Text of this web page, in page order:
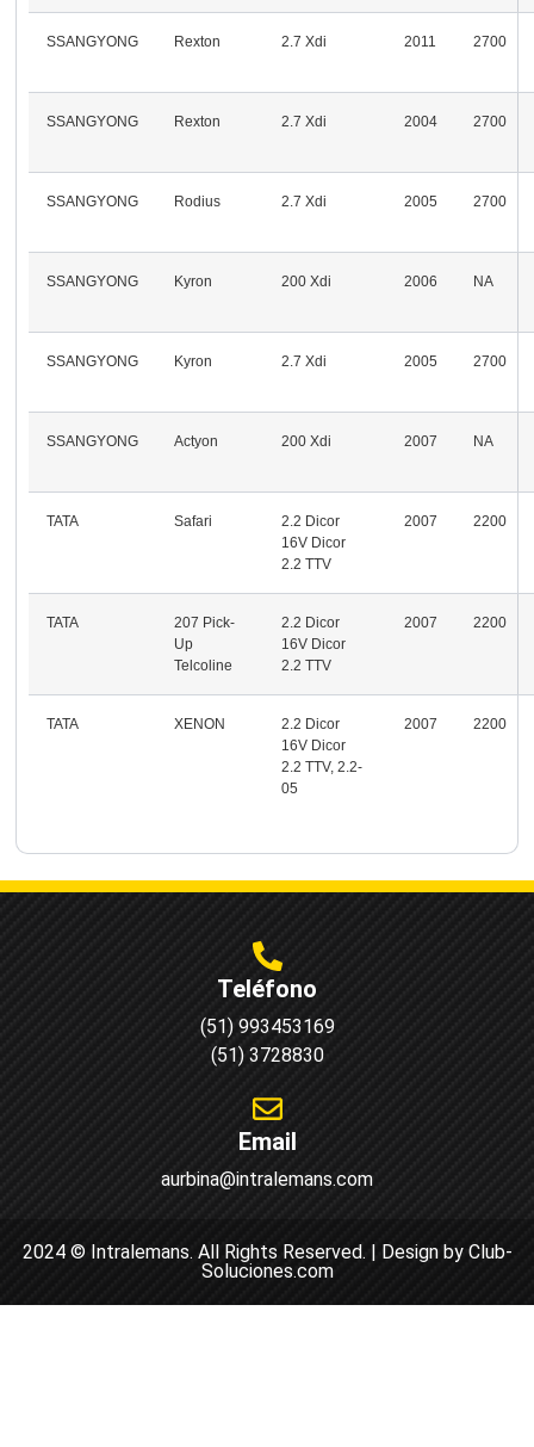
SSANGYONG Rexton 2.7 Xdi 2011 2700
SSANGYONG Rexton 2.7 Xdi 2004 2700
SSANGYONG Rodius 2.7 Xdi 2005 2700
SSANGYONG Kyron 200 Xdi 2006 NA
SSANGYONG Kyron 2.7 Xdi 2005 2700
SSANGYONG Actyon 200 Xdi 2007 NA
TATA Safari
2.2 Dicor
16V Dicor
2.2 TTV
2007 2200
TATA
207 Pick-
Up
Telcoline
2.2 Dicor
16V Dicor
2.2 TTV
2007 2200
TATA XENON
2.2 Dicor
16V Dicor
2.2 TTV, 2.2-
05
2007 2200
Teléfono
(51) 993453169
(51) 3728830
Email
aurbina@intralemans.com
2024 © Intralemans. All Rights Reserved. | Design by Club-
Soluciones.com